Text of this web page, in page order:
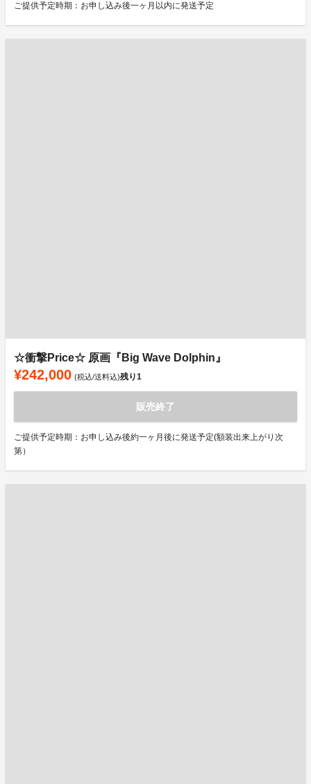
ご提供予定時期：お申し込み後一ヶ月以内に発送予定
☆衝撃Price☆ 原画『Big Wave Dolphin』
¥242,000 (税込/送料込)残り1
販売終了
ご提供予定時期：お申し込み後約一ヶ月後に発送予定(額装出来上がり次
第）